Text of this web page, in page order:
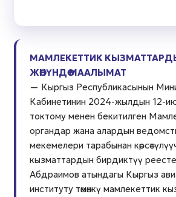
МАМЛЕКЕТТИК КЫЗМАТТАРДЫ
ЖӨНҮНДӨ МААЛЫМАТ
— Кыргыз Республикасынын
Кабинетинин 2024-жылдын 12-
токтому менен бекитилген
органдар жана алардын
мекемелери тарабынан
кызматтардын бирдиктүү
Абдраимов атындагы Кыргыз
институту төмөнкү мамлекеттик